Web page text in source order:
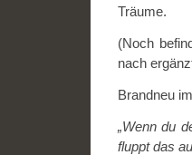
Träume.
(Noch
nach
Brandneu
„Wenn du
fluppt das